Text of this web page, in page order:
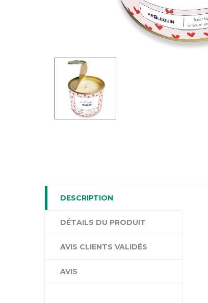
DESCRIPTION
DÉTAILS DU PRODUIT
AVIS CLIENTS VALIDÉS
AVIS